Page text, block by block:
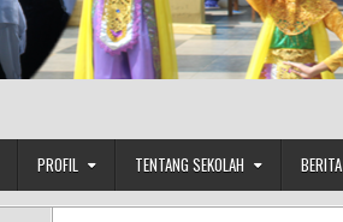
PROFIL TENTANG SEKOLAH BERITA